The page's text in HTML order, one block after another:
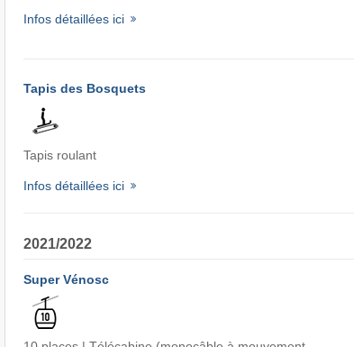
Infos détaillées ici
Tapis des Bosquets
Tapis roulant
Infos détaillées ici
2021/2022
Super Vénosc